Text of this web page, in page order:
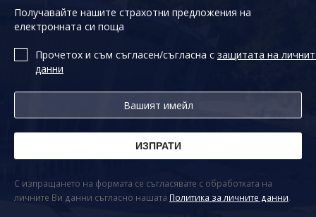
Получавайте нашите страхотни предложения на
електронната си поща
Прочетох и съм съгласен/съгласна с защитата на
данни
С изпращането на формата се съгласявате с обработката на
личните Ви данни съгласно нашата Политика за личните данни.